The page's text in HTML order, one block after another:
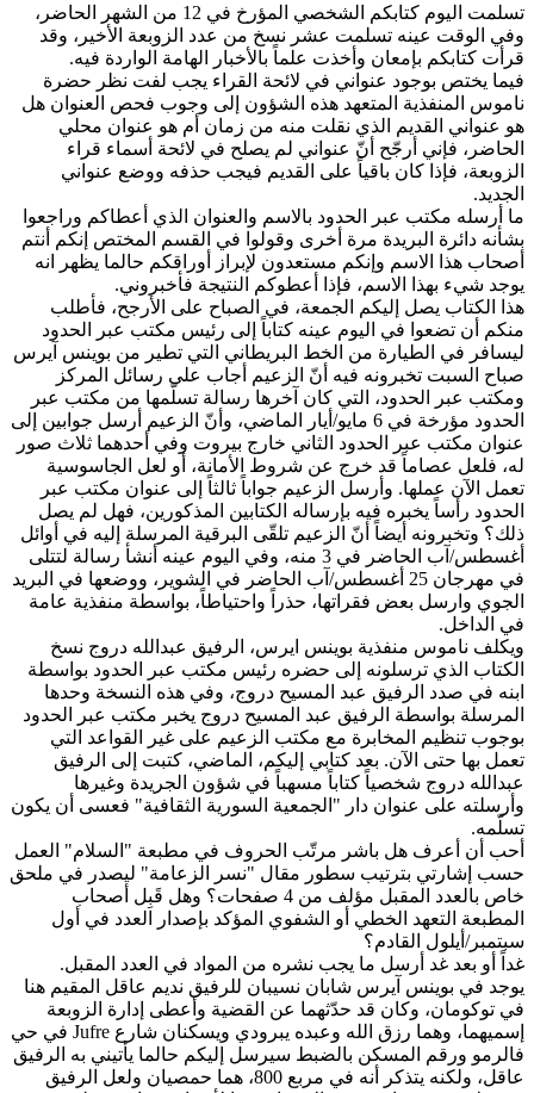
تسلمت اليوم كتابكم الشخصي المؤرخ في 12 من الشهر الحاضر،
وفي الوقت عينه تسلمت عشر نسخ من عدد الزوبعة الأخير، وقد
قرأت كتابكم بإمعان وأخذت علماً بالأخبار الهامة الواردة فيه.
فيما يختص بوجود عنواني في لائحة القراء يجب لفت نظر حضرة
ناموس المنفذية المتعهد هذه الشؤون إلى وجوب فحص العنوان هل
هو عنواني القديم الذي نقلت منه من زمان أم هو عنوان محلي
الحاضر، فإني أرجّح أنّ عنواني لم يصلح في لائحة أسماء قراء
الزوبعة، فإذا كان باقياً على القديم فيجب حذفه ووضع عنواني
الجديد.
ما أرسله مكتب عبر الحدود بالاسم والعنوان الذي أعطاكم وراجعوا
بشأنه دائرة البريدة مرة أخرى وقولوا في القسم المختص إنكم أنتم
أصحاب هذا الاسم وإنكم مستعدون لإبراز أوراقكم حالما يظهر انه
يوجد شيء بهذا الاسم، فإذا أعطوكم النتيجة فأخبروني.
هذا الكتاب يصل إليكم الجمعة، في الصباح على الأرجح، فأطلب
منكم أن تضعوا في اليوم عينه كتاباً إلى رئيس مكتب عبر الحدود
ليسافر في الطيارة من الخط البريطاني التي تطير من بوينس آيرس
صباح السبت تخبرونه فيه أنّ الزعيم أجاب على رسائل المركز
ومكتب عبر الحدود، التي كان آخرها رسالة تسلّمها من مكتب عبر
الحدود مؤرخة في 6 مايو/أيار الماضي، وأنّ الزعيم أرسل جوابين إلى
عنوان مكتب عبر الحدود الثاني خارج بيروت وفي أحدهما ثلاث صور
له، فلعل عصاماً قد خرج عن شروط الأمانة، أو لعل الجاسوسية
تعمل الآن عملها. وأرسل الزعيم جواباً ثالثاً إلى عنوان مكتب عبر
الحدود رأساً يخبره فيه بإرساله الكتابين المذكورين، فهل لم يصل
ذلك؟ وتخبرونه أيضاً أنّ الزعيم تلقّى البرقية المرسلة إليه في أوائل
أغسطس/آب الحاضر في 3 منه، وفي اليوم عينه أنشأ رسالة لتتلى
في مهرجان 25 أغسطس/آب الحاضر في الشوير، ووضعها في البريد
الجوي وارسل بعض فقراتها، حذراً واحتياطاً، بواسطة منفذية عامة
في الداخل.
ويكلف ناموس منفذية بوينس ايرس، الرفيق عبدالله دروج نسخ
الكتاب الذي ترسلونه إلى حضره رئيس مكتب عبر الحدود بواسطة
ابنه في صدد الرفيق عبد المسيح دروج، وفي هذه النسخة وحدها
المرسلة بواسطة الرفيق عبد المسيح دروج يخبر مكتب عبر الحدود
بوجوب تنظيم المخابرة مع مكتب الزعيم على غير القواعد التي
تعمل بها حتى الآن. بعد كتابي إليكم، الماضي، كتبت إلى الرفيق
عبدالله دروج شخصياً كتاباً مسهباً في شؤون الجريدة وغيرها
وأرسلته على عنوان دار "الجمعية السورية الثقافية" فعسى أن يكون
تسلّمه.
أحب أن أعرف هل باشر مرتّب الحروف في مطبعة "السلام" العمل
حسب إشارتي بترتيب سطور مقال "نسر الزعامة" ليصدر في ملحق
خاص بالعدد المقبل مؤلف من 4 صفحات؟ وهل قَبِل أصحاب
المطبعة التعهد الخطي أو الشفوي المؤكد بإصدار العدد في أول
سبتمبر/أيلول القادم؟
غداً أو بعد غد أرسل ما يجب نشره من المواد في العدد المقبل.
يوجد في بوينس آيرس شابان نسيبان للرفيق نديم عاقل المقيم هنا
في توكومان، وكان قد حدّثهما عن القضية وأعطى إدارة الزوبعة
إسميهما، وهما رزق الله وعبده يبرودي ويسكنان شارع Jufre في حي
فالرمو ورقم المسكن بالضبط سيرسل إليكم حالما يأتيني به الرفيق
عاقل، ولكنه يتذكر أنه في مربع 800، هما حمصيان ولعل الرفيق